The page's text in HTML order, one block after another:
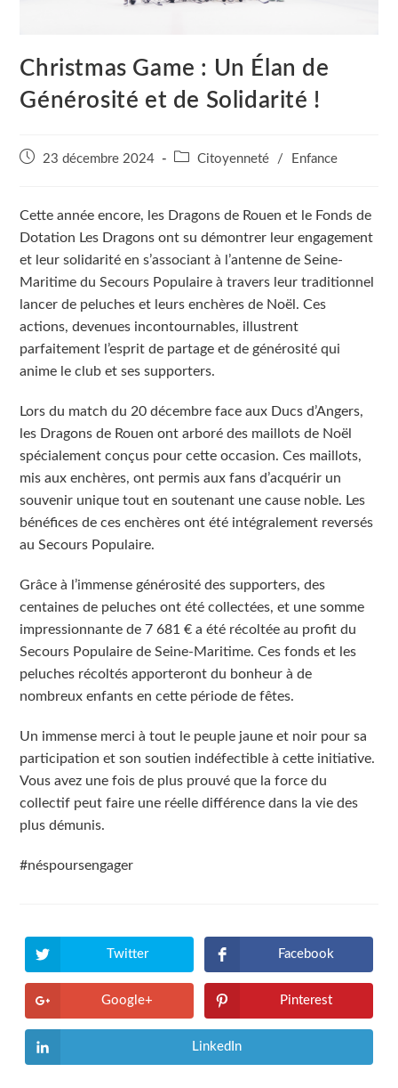
Christmas Game : Un Élan de
Générosité et de Solidarité !
Publication
23 décembre 2024
PostCitoyenneté / Enfance
Cette année encore, les Dragons de Rouen et le Fonds de
Dotation Les Dragons ont su démontrer leur engagement
et leur solidarité en s’associant à l’antenne de Seine-
Maritime du Secours Populaire à travers leur traditionnel
lancer de peluches et leurs enchères de Noël. Ces
actions, devenues incontournables, illustrent
parfaitement l’esprit de partage et de générosité qui
anime le club et ses supporters.
Lors du match du 20 décembre face aux Ducs d’Angers,
les Dragons de Rouen ont arboré des maillots de Noël
spécialement conçus pour cette occasion. Ces maillots,
mis aux enchères, ont permis aux fans d’acquérir un
souvenir unique tout en soutenant une cause noble. Les
bénéfices de ces enchères ont été intégralement reversés
au Secours Populaire.
Grâce à l’immense générosité des supporters, des
centaines de peluches ont été collectées, et une somme
impressionnante de 7 681 € a été récoltée au profit du
Secours Populaire de Seine-Maritime. Ces fonds et les
peluches récoltés apporteront du bonheur à de
nombreux enfants en cette période de fêtes.
Un immense merci à tout le peuple jaune et noir pour sa
participation et son soutien indéfectible à cette initiative.
Vous avez une fois de plus prouvé que la force du
collectif peut faire une réelle différence dans la vie des
plus démunis.
#néspoursengager
Ouvrir
dans
une
autre
fenêtre
Twitter
Ouvrir
dans
une
autre
Facebook
Ouvrir
dans
une
Google+
Ouvrir
dans
une
Pinterest
Ouvrir
dans
LinkedIn